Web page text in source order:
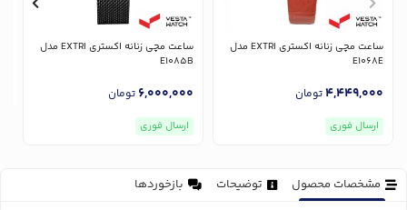
ساعت مچی زنانه اکستری EXTRI مدل
E1068E
4,449,000تومان
ارسال فوری
ساعت مچی زنانه اکستری EXTRI مدل
E1085B
6,000,000 تومان
ارسال فوری
مشخصات محصول توضیحات بازخوردها